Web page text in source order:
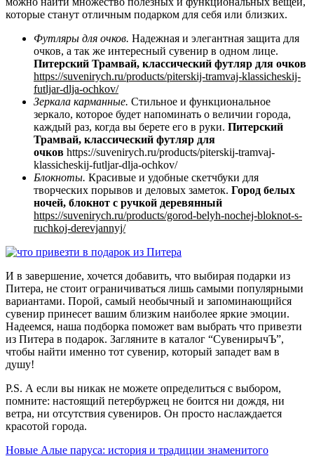
которые станут отличным подарком для себя или близких.
Футляры для очков. Надежная и элегантная защита для
очков, а так же интересный сувенир в одном лице.
Питерский Трамвай, классический футляр для очков
https://suvenirych.ru/products/piterskij-tramvaj-klassicheskij-
futljar-dlja-ochkov/
Зеркала карманные. Стильное и функциональное
зеркало, которое будет напоминать о величии города,
каждый раз, когда вы берете его в руки. Питерский
Трамвай, классический футляр для
очков https://suvenirych.ru/products/piterskij-tramvaj-
klassicheskij-futljar-dlja-ochkov/
Блокноты. Красивые и удобные скетчбуки для
творческих порывов и деловых заметок. Город белых
ночей, блокнот с ручкой деревянный
https://suvenirych.ru/products/gorod-belyh-nochej-bloknot-s-
ruchkoj-derevjannyj/
И в завершение, хочется добавить, что выбирая подарки из
Питера, не стоит ограничиваться лишь самыми популярными
вариантами. Порой, самый необычный и запоминающийся
сувенир принесет вашим близким наиболее яркие эмоции.
Надеемся, наша подборка поможет вам выбрать что привезти
из Питера в подарок. Загляните в каталог “СувенирычЪ”,
чтобы найти именно тот сувенир, который западет вам в
душу!
P.S. А если вы никак не можете определиться с выбором,
помните: настоящий петербуржец не боится ни дождя, ни
ветра, ни отсутствия сувениров. Он просто наслаждается
красотой города.
Новые Алые паруса: история и традиции знаменитого